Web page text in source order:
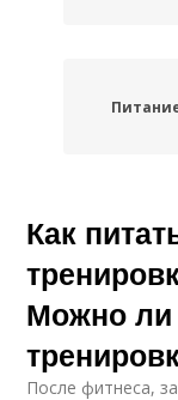
Питание
Как
Можно ли
После фитнеса,